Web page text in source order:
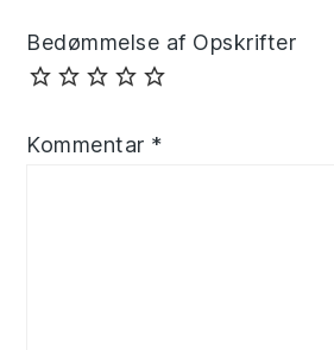
Bedømmelse af Opskrifter
Kommentar *